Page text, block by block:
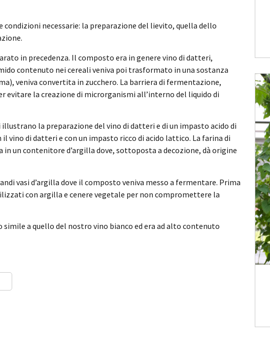
necessarie: la preparazione del lievito, quella dello
in precedenza. Il composto era in genere vino di datteri,
contenuto nei cereali veniva poi trasformato in una sostanza
veniva convertita in zucchero. La barriera di fermentazione,
evitare la creazione di microrganismi all’interno del liquido di
la preparazione del vino di datteri e di un impasto acido di
vino di datteri e con un impasto ricco di acido lattico. La farina di
in un contenitore d’argilla dove, sottoposta a decozione, dà origine
vasi d’argilla dove il composto veniva messo a fermentare. Prima
con argilla e cenere vegetale per non compromettere la
simile a quello del nostro vino bianco ed era ad alto contenuto